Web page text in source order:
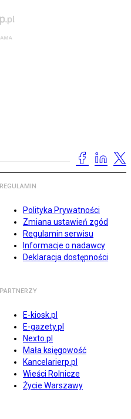
REGULAMIN
Polityka Prywatności
Zmiana ustawień zgód
Regulamin serwisu
Informacje o nadawcy
Deklaracja dostępności
PARTNERZY
E-kiosk.pl
E-gazety.pl
Nexto.pl
Mała księgowość
Kancelarierp.pl
Wieści Rolnicze
Życie Warszawy